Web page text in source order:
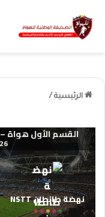
الرئيسية /
القسم الأول هواة – شطر
26 أبريل
نهضة طانطان NSTT